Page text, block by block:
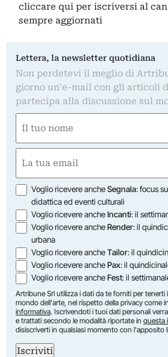
cliccare qui per iscriversi al
sempre aggiornati
Lettera, la newsletter quotidiana
Non perdetevi il meglio di
giorno un'e-mail con gli articoli
partecipa alla discussione sul
(Required)
First
(Required)
Opzioni
Voglio ricevere ancheSegnala: focus
didattica ed eventi culturali
Voglio ricevere ancheIncanti: il
Voglio ricevere ancheRender: il
urbana
Voglio ricevere ancheTailor: il
Voglio ricevere anchePax: il
Voglio ricevere ancheFest: il
Artribune Srl utilizza i dati da te forniti per
mondo dell'arte, nel rispetto della privacy come
informativa. Iscrivendoti i tuoi dati personali
e trattati secondo le modalità riportate in questa
disiscriverti in qualsiasi momento con l'apposito
Iscriviti